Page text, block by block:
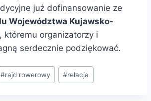
już dofinansowanie ze
Województwa Kujawsko-
, któremu organizatorzy i
serdecznie podziękować.
#rajd rowerowy #relacja